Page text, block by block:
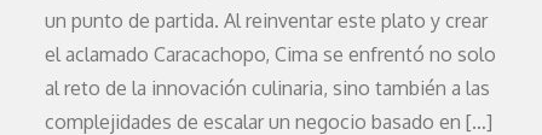
un punto de partida. Al reinventar este plato y crear
el aclamado Caracachopo, Cima se enfrentó no solo
al reto de la innovación culinaria, sino también a las
complejidades de escalar un negocio basado en […]